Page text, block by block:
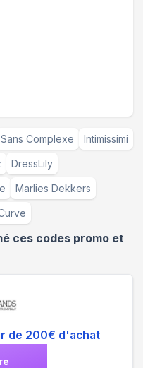
Sans Complexe Intimissimi
DressLily
Marlies Dekkers
ces codes promo et
de 200€ d'achat